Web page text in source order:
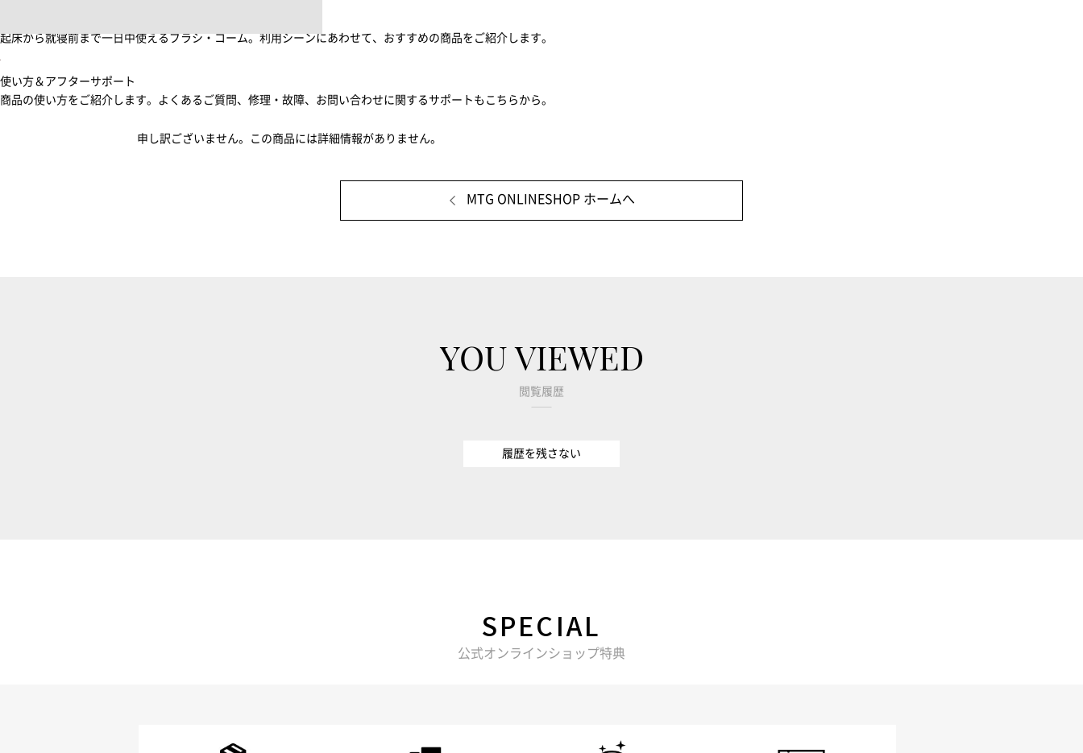
起床から就寝前まで一日中使えるブラシ・コーム。利用シーンにあわせて、おすすめの商品をご紹介します。
使い方＆アフターサポート
商品の使い方をご紹介します。よくあるご質問、修理・故障、お問い合わせに関するサポートもこちらから。
申し訳ございません。この商品には詳細情報がありません。
MTG ONLINESHOP ホームへ
YOU VIEWED
閲覧履歴
履歴を残さない
SPECIAL
公式オンラインショップ特典